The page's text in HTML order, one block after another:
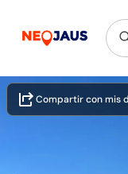
Compartir con mis